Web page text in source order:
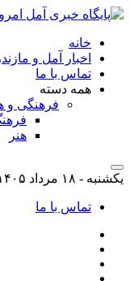
خانه
اخبار آمل و
تماس با ما
همه دسته
فرهنگی و
هنر
یکشنبه - ۱۸ مرداد ۱۴۰۵
تماس با ما